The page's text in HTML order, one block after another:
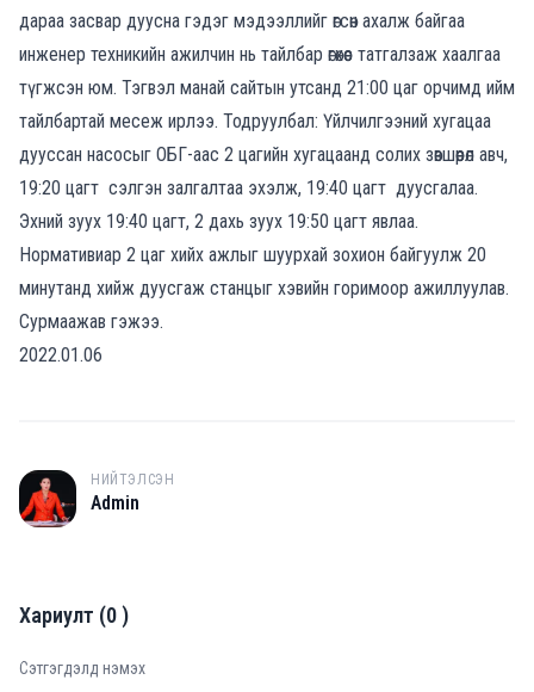
дараа засвар дуусна гэдэг мэдээллийг өгсөн ахалж байгаа
инженер техникийн ажилчин нь тайлбар өгөхөөс татгалзаж хаалгаа
түгжсэн юм. Тэгвэл манай сайтын утсанд 21:00 цаг орчимд ийм
тайлбартай месеж ирлээ. Тодруулбал: Үйлчилгээний хугацаа
дууссан насосыг ОБГ-аас 2 цагийн хугацаанд солих зөвшөөрөл авч,
19:20 цагт сэлгэн залгалтаа эхэлж, 19:40 цагт дуусгалаа.
Эхний зуух 19:40 цагт, 2 дахь зуух 19:50 цагт явлаа.
Нормативиар 2 цаг хийх ажлыг шуурхай зохион байгуулж 20
минутанд хийж дуусгаж станцыг хэвийн горимоор ажиллуулав.
Сурмаажав гэжээ.
2022.01.06
A
НИЙТЭЛСЭН
Admin
Хариулт (0)